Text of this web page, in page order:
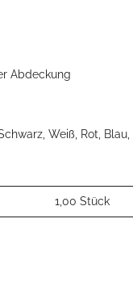
Abdeckung
Weiß, Rot, Blau,
1,00 Stück